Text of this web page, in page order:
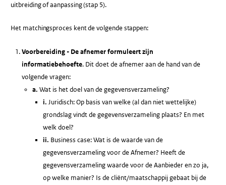
uitbreiding of aanpassing (stap 5).
Het matchingsproces kent de volgende stappen:
Voorbereiding - De afnemer formuleert zijn
informatiebehoefte. Dit doet de afnemer aan de hand van de
volgende vragen:
a. Wat is het doel van de gegevensverzameling?
i. Juridisch: Op basis van welke (al dan niet wettelijke)
grondslag vindt de gegevensverzameling plaats? En met
welk doel?
ii. Business case: Wat is de waarde van de
gegevensverzameling voor de Afnemer? Heeft de
gegevensverzameling waarde voor de Aanbieder en zo ja,
op welke manier? Is de cliënt/maatschappij gebaat bij de